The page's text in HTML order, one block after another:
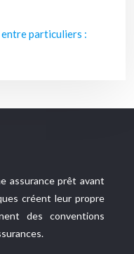
entre particuliers :
assurance prêt avant
créent leur propre
des conventions